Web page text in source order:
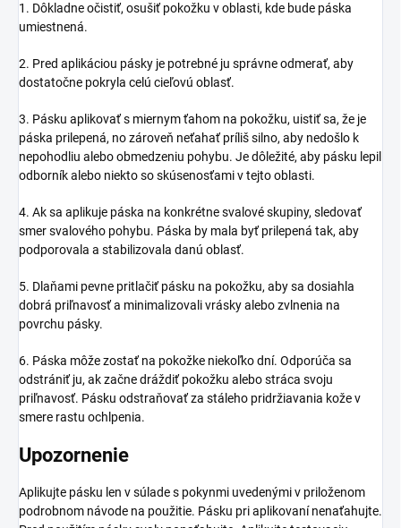
1. Dôkladne očistiť, osušiť pokožku v oblasti, kde bude páska
umiestnená.
2. Pred aplikáciou pásky je potrebné ju správne odmerať, aby
dostatočne pokryla celú cieľovú oblasť.
3. Pásku aplikovať s miernym ťahom na pokožku, uistiť sa, že je
páska prilepená, no zároveň neťahať príliš silno, aby nedošlo k
nepohodliu alebo obmedzeniu pohybu. Je dôležité, aby pásku lepil
odborník alebo niekto so skúsenosťami v tejto oblasti.
4. Ak sa aplikuje páska na konkrétne svalové skupiny, sledovať
smer svalového pohybu. Páska by mala byť prilepená tak, aby
podporovala a stabilizovala danú oblasť.
5. Dlaňami pevne pritlačiť pásku na pokožku, aby sa dosiahla
dobrá priľnavosť a minimalizovali vrásky alebo zvlnenia na
povrchu pásky.
6. Páska môže zostať na pokožke niekoľko dní. Odporúča sa
odstrániť ju, ak začne dráždiť pokožku alebo stráca svoju
priľnavosť. Pásku odstraňovať za stáleho pridržiavania kože v
smere rastu ochlpenia.
Upozornenie
Aplikujte pásku len v súlade s pokynmi uvedenými v priloženom
podrobnom návode na použitie. Pásku pri aplikovaní nenaťahujte.